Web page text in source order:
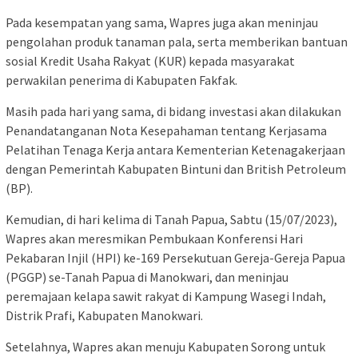
Pada kesempatan yang sama, Wapres juga akan meninjau
pengolahan produk tanaman pala, serta memberikan bantuan
sosial Kredit Usaha Rakyat (KUR) kepada masyarakat
perwakilan penerima di Kabupaten Fakfak.
Masih pada hari yang sama, di bidang investasi akan dilakukan
Penandatanganan Nota Kesepahaman tentang Kerjasama
Pelatihan Tenaga Kerja antara Kementerian Ketenagakerjaan
dengan Pemerintah Kabupaten Bintuni dan British Petroleum
(BP).
Kemudian, di hari kelima di Tanah Papua, Sabtu (15/07/2023),
Wapres akan meresmikan Pembukaan Konferensi Hari
Pekabaran Injil (HPI) ke-169 Persekutuan Gereja-Gereja Papua
(PGGP) se-Tanah Papua di Manokwari, dan meninjau
peremajaan kelapa sawit rakyat di Kampung Wasegi Indah,
Distrik Prafi, Kabupaten Manokwari.
Setelahnya, Wapres akan menuju Kabupaten Sorong untuk